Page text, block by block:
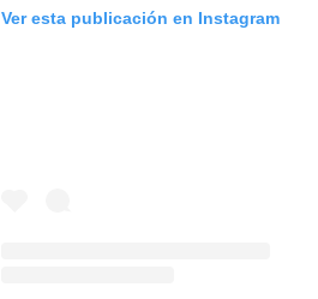
Ver esta publicación en Instagram